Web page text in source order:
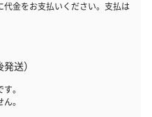
金をお支払いください。支払は
送）
。
。